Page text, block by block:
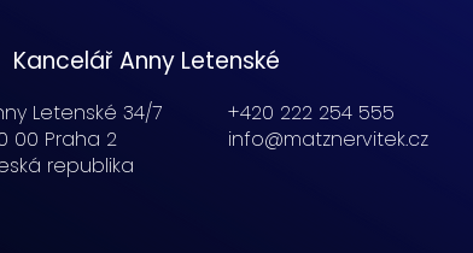
Kancelář Anny Letenské
Letenské 34/7
00 Praha 2
republika
+420 222 254 555
info@matznervitek.cz